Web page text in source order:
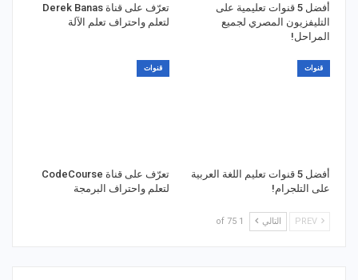
أفضل 5 قنوات تعليمية على
التليفزيون المصري لجميع
المراحل!
تعرّف على قناة Derek Banas
لتعلم واحتراف تعلم الآلة
قنوات
أفضل 5 قنوات تعليم اللغة العربية
على التلجرام!
قنوات
تعرّف على قناة CodeCourse
لتعلم واحتراف البرمجة
التالي 1 of 75